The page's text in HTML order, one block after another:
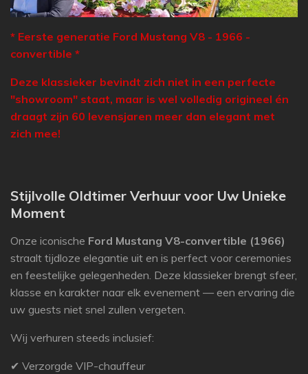
* Eerste generatie Ford Mustang V8 - 1966 -
convertible *
Deze klassieker bevindt zich niet in een perfecte
"showroom" staat, maar is wel volledig origineel én
draagt zijn 60 levensjaren meer dan elegant met
zich mee!
Stijlvolle Oldtimer Verhuur voor Uw Unieke
Moment
Onze iconische Ford Mustang V8-convertible (1966)
straalt tijdloze elegantie uit en is perfect voor ceremonies
en feestelijke gelegenheden. Deze klassieker brengt sfeer,
klasse en karakter naar elk evenement — een ervaring die
uw guests niet snel zullen vergeten.
Wij verhuren steeds inclusief:
✔ Verzorgde VIP-chauffeur